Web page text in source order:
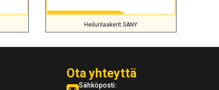
Heilurilaakerit SANY
Ota yhteyttä
Sähköposti: